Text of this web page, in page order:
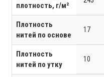
плотность, г/м²
Плотность
нитей по основе
17
Плотность
нитей по утку
10